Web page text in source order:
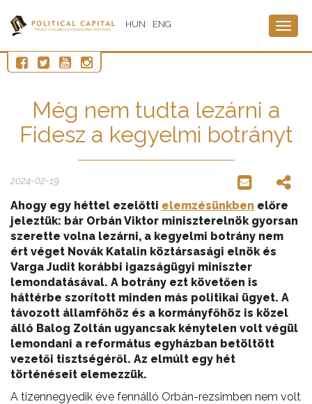
HUN ENG
Még nem tudta lezárni a
Fidesz a kegyelmi botrányt
2024-02-19
Ahogy egy héttel ezelőtti elemzésünkben előre
jeleztük: bár Orbán Viktor miniszterelnök gyorsan
szerette volna lezárni, a kegyelmi botrány nem
ért véget Novák Katalin köztársasági elnök és
Varga Judit korábbi igazságügyi miniszter
lemondatásával. A botrány ezt követően is
háttérbe szorított minden más politikai ügyet. A
távozott államfőhöz és a kormányfőhöz is közel
álló Balog Zoltán ugyancsak kénytelen volt végül
lemondani a református egyházban betöltött
vezetői tisztségéről. Az elmúlt egy hét
történéseit elemezzük.
A tizennegyedik éve fennálló Orbán-rezsimben nem volt